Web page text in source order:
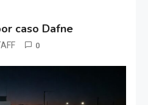
caso Dafne
0